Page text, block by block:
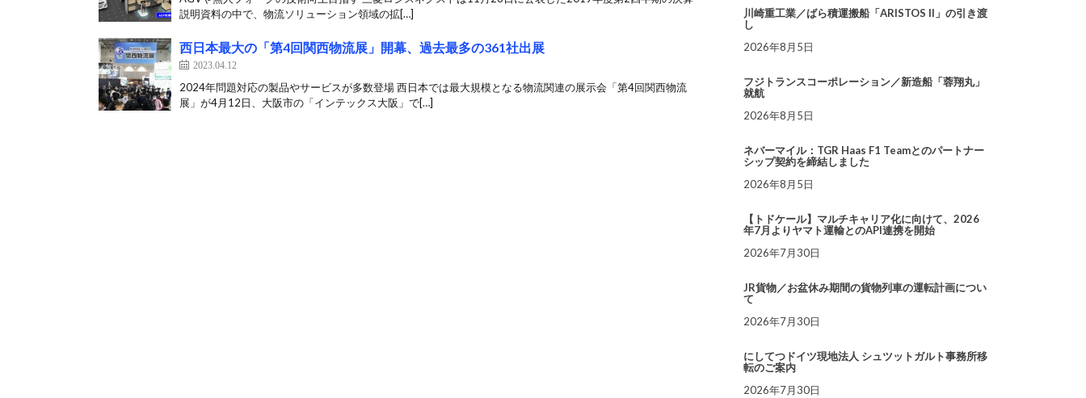
説明資料の中で、物流ソリューション領域の拡[…]
西日本最大の「第4回関西物流展」開幕、過去最多の361社出展
2023.04.12
2024年問題対応の製品やサービスが多数登場 西日本では最大規模となる物流関連の展示会「第4回関西物流
展」が4月12日、大阪市の「インテックス大阪」で[…]
川崎重工業／ばら積運搬船「ARISTOS II」の引き渡
し
2026年8月5日
フジトランスコーポレーション／新造船「蓉翔丸」
就航
2026年8月5日
ネバーマイル：TGR Haas F1 Teamとのパートナー
シップ契約を締結しました
2026年8月5日
【トドケール】マルチキャリア化に向けて、2026
年7月よりヤマト運輸とのAPI連携を開始
2026年7月30日
JR貨物／お盆休み期間の貨物列車の運転計画につい
て
2026年7月30日
にしてつドイツ現地法人 シュツットガルト事務所移
転のご案内
2026年7月30日